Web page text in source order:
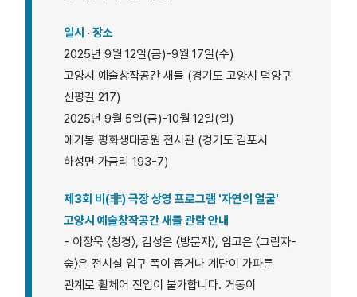
일시 · 장소
2025년 9월 12일(금)-9월 17일(수)
고양시 예술창작공간 새들 (경기도 고양시 덕양구
신평길 217)
2025년 9월 5일(금)-10월 12일(일)
애기봉 평화생태공원 전시관 (경기도 김포시
하성면 가금리 193-7)
제3회 비(非) 극장 상영 프로그램 '자연의 얼굴'
고양시 예술창작공간 새들 관람 안내
- 이장욱 〈창경〉, 김성은 〈방문자〉, 임고은 〈그림자-
숲〉은 전시실 입구 폭이 좁거나 계단이 가파른
관계로 휠체어 진입이 불가합니다. 거동이